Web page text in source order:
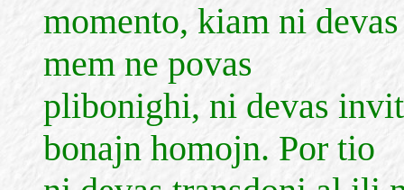
momento, kiam ni
mem ne povas
plibonighi, ni devas
bonajn homojn. Por tio